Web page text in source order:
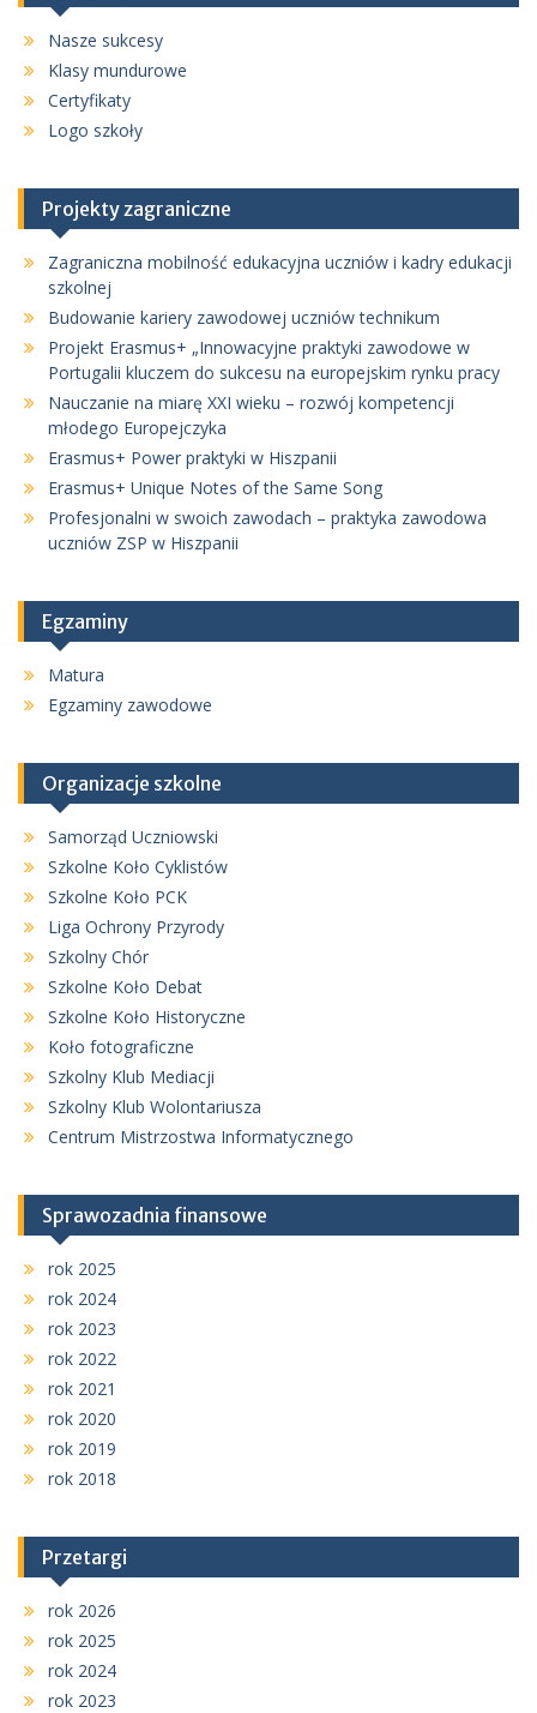
Nasze sukcesy
Klasy mundurowe
Certyfikaty
Logo szkoły
Projekty zagraniczne
Zagraniczna mobilność edukacyjna uczniów i kadry edukacji
szkolnej
Budowanie kariery zawodowej uczniów technikum
Projekt Erasmus+ „Innowacyjne praktyki zawodowe w
Portugalii kluczem do sukcesu na europejskim rynku pracy
Nauczanie na miarę XXI wieku – rozwój kompetencji
młodego Europejczyka
Erasmus+ Power praktyki w Hiszpanii
Erasmus+ Unique Notes of the Same Song
Profesjonalni w swoich zawodach – praktyka zawodowa
uczniów ZSP w Hiszpanii
Egzaminy
Matura
Egzaminy zawodowe
Organizacje szkolne
Samorząd Uczniowski
Szkolne Koło Cyklistów
Szkolne Koło PCK
Liga Ochrony Przyrody
Szkolny Chór
Szkolne Koło Debat
Szkolne Koło Historyczne
Koło fotograficzne
Szkolny Klub Mediacji
Szkolny Klub Wolontariusza
Centrum Mistrzostwa Informatycznego
Sprawozadnia finansowe
rok 2025
rok 2024
rok 2023
rok 2022
rok 2021
rok 2020
rok 2019
rok 2018
Przetargi
rok 2026
rok 2025
rok 2024
rok 2023